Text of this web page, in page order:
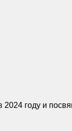
году и